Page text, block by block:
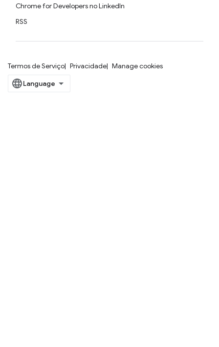
Chrome for Developers no LinkedIn
RSS
Termos de Serviço Privacidade Manage cookies